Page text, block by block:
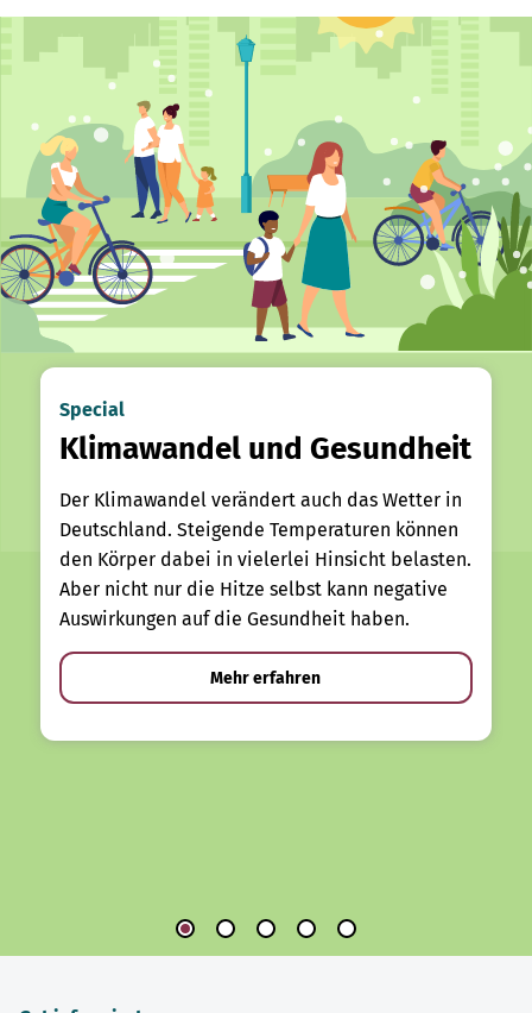
Special
Klimawandel und Gesundheit
Der Klimawandel verändert auch das Wetter in
Deutschland. Steigende Temperaturen können
den Körper dabei in vielerlei Hinsicht belasten.
Aber nicht nur die Hitze selbst kann negative
Auswirkungen auf die Gesundheit haben.
Mehr erfahren